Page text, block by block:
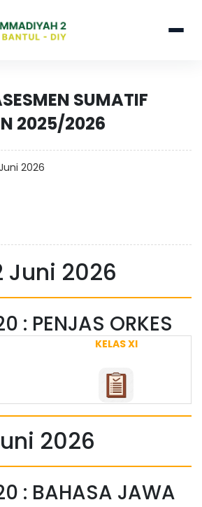
SUMATIF
2025/2026
2026
Juni 2026
: PENJAS ORKES
KELAS XI
2026
: BAHASA JAWA